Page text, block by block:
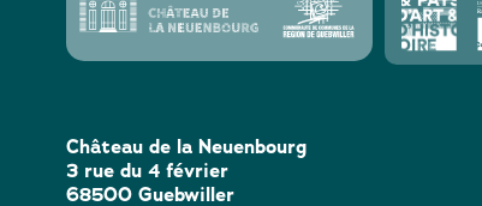
Château de la Neuenbourg
3 rue du 4 février
68500 Guebwiller